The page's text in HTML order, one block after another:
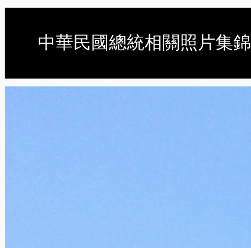
中華民國總統相關照片集錦